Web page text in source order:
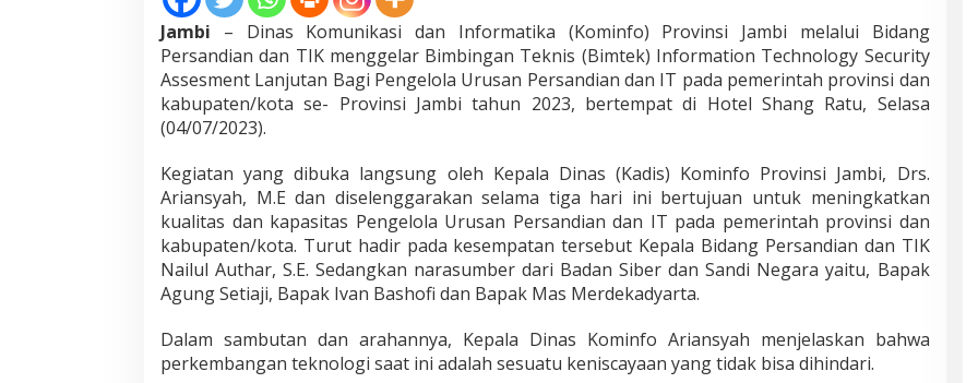
s
a
P
e
g
n
y
a
M
e
p
e
Jambi – Dinas Komunikasi dan Informatika (Kominfo) Provinsi Jambi melalui Bidang
Persandian dan TIK menggelar Bimbingan Teknis (Bimtek) Information Technology Security
Assesment Lanjutan Bagi Pengelola Urusan Persandian dan IT pada pemerintah provinsi dan
kabupaten/kota se- Provinsi Jambi tahun 2023, bertempat di Hotel Shang Ratu, Selasa
(04/07/2023).
Kegiatan yang dibuka langsung oleh Kepala Dinas (Kadis) Kominfo Provinsi Jambi, Drs.
Ariansyah, M.E dan diselenggarakan selama tiga hari ini bertujuan untuk meningkatkan
kualitas dan kapasitas Pengelola Urusan Persandian dan IT pada pemerintah provinsi dan
kabupaten/kota. Turut hadir pada kesempatan tersebut Kepala Bidang Persandian dan TIK
Nailul Authar, S.E. Sedangkan narasumber dari Badan Siber dan Sandi Negara yaitu, Bapak
Agung Setiaji, Bapak Ivan Bashofi dan Bapak Mas Merdekadyarta.
Dalam sambutan dan arahannya, Kepala Dinas Kominfo Ariansyah menjelaskan bahwa
perkembangan teknologi saat ini adalah sesuatu keniscayaan yang tidak bisa dihindari.